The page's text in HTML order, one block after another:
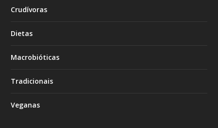
Crudívoras
Dietas
Macrobióticas
Tradicionais
Veganas